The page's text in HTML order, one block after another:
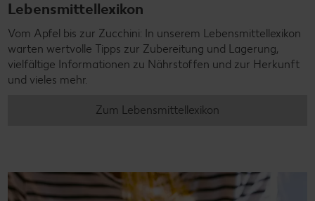
Lebensmittellexikon
Vom Apfel bis zur Zucchini: In unserem Lebensmittellexikon
warten wertvolle Tipps zur Zubereitung und Lagerung,
vielfältige Informationen zu Nährstoffen und zur Herkunft
und vieles mehr.
Zum Lebensmittellexikon